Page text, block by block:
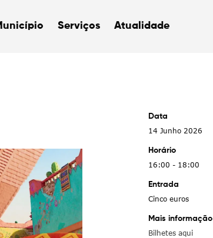
Município Serviços Atualidade
Data
14 Junho 2026
Horário
16:00 - 18:00
Entrada
Cinco euros
Mais informação
Bilhetes aqui